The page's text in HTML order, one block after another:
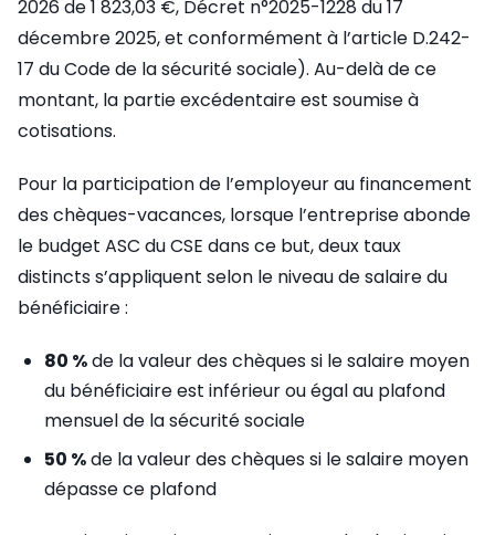
2026 de 1 823,03 €, Décret n°2025-1228 du 17
décembre 2025, et conformément à l’article D.242-
17 du Code de la sécurité sociale). Au-delà de ce
montant, la partie excédentaire est soumise à
cotisations.
Pour la participation de l’employeur au financement
des chèques-vacances, lorsque l’entreprise abonde
le budget ASC du CSE dans ce but, deux taux
distincts s’appliquent selon le niveau de salaire du
bénéficiaire :
80 %de la valeur des chèques si le salaire moyen
du bénéficiaire est inférieur ou égal au plafond
mensuel de la sécurité sociale
50 %de la valeur des chèques si le salaire moyen
dépasse ce plafond